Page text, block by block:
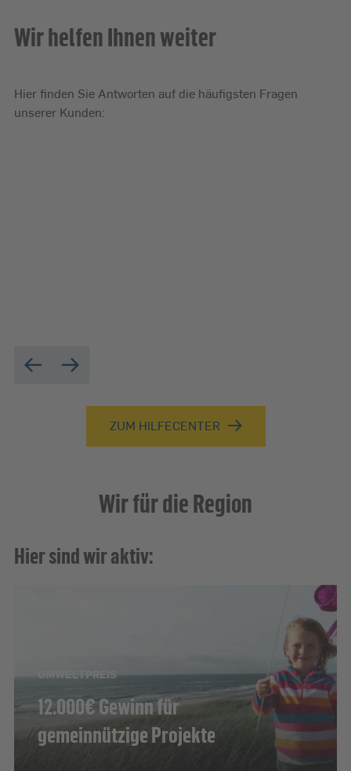
Wir helfen Ihnen weiter
Hier finden Sie Antworten auf die häufigsten Fragen
unserer Kunden:
ZUM HILFECENTER
Wir für die Region
Hier sind wir aktiv:
UMWELTPREIS
12.000€ Gewinn für
gemeinnützige Projekte